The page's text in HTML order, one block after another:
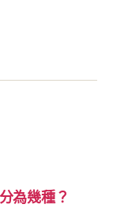
為幾種？